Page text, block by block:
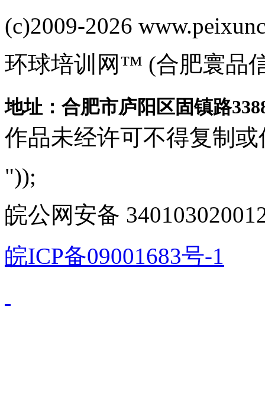
(c)2009-2026
环球培训网™ (合肥寰品
地址：合肥市庐阳区固镇路
作品未经许可不得复制或
"));
皖公网安备
皖ICP备09001683号-1